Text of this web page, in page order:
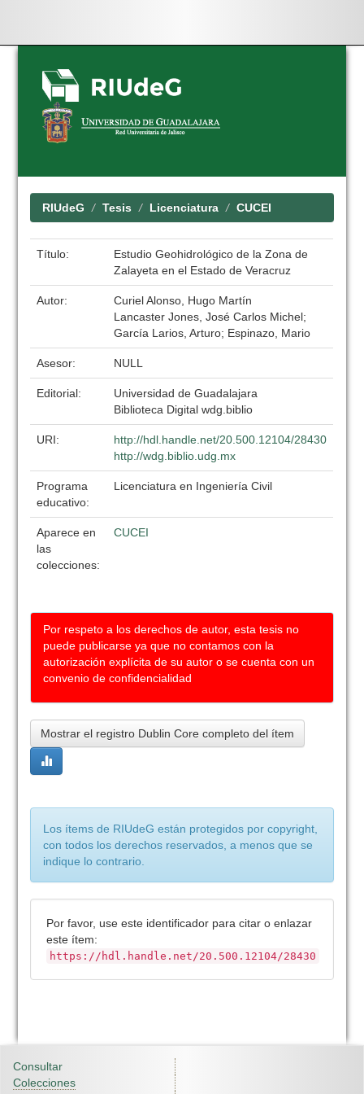
Skip
navigation
RIUdeG Tesis Licenciatura CUCEI
Título:
Estudio Geohidrológico de la Zona de
Zalayeta en el Estado de Veracruz
Autor:
Curiel Alonso, Hugo Martín
Lancaster Jones, José Carlos Michel;
García Larios, Arturo; Espinazo, Mario
Asesor: NULL
Editorial:
Universidad de Guadalajara
Biblioteca Digital wdg.biblio
URI:
http://hdl.handle.net/20.500.12104/28430
http://wdg.biblio.udg.mx
Programa
educativo:
Licenciatura en Ingeniería Civil
Aparece en
las
colecciones:
CUCEI
Por respeto a los derechos de autor, esta tesis no
puede publicarse ya que no contamos con la
autorización explícita de su autor o se cuenta con un
convenio de confidencialidad
Mostrar el registro Dublin Core completo del ítem
Los ítems de RIUdeG están protegidos por copyright,
con todos los derechos reservados, a menos que se
indique lo contrario.
Por favor, use este identificador para citar o enlazar
este ítem:
https://hdl.handle.net/20.500.12104/28430
Consultar
Colecciones